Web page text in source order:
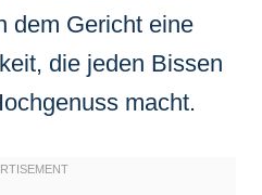
dem Gericht eine
die jeden Bissen
macht.